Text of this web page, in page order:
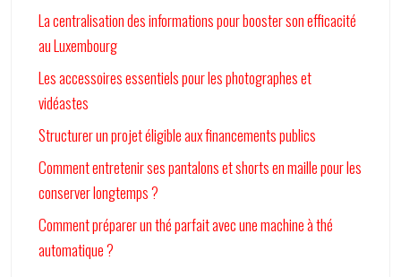
La centralisation des informations pour booster son efficacité
au Luxembourg
Les accessoires essentiels pour les photographes et
vidéastes
Structurer un projet éligible aux financements publics
Comment entretenir ses pantalons et shorts en maille pour les
conserver longtemps ?
Comment préparer un thé parfait avec une machine à thé
automatique ?